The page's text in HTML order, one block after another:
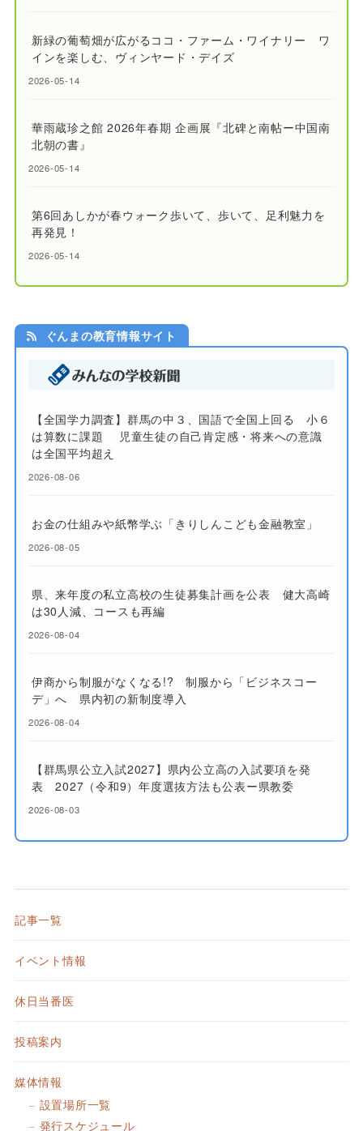
新緑の葡萄畑が広がるココ・ファーム・ワイナリー ワ
インを楽しむ、ヴィンヤード・デイズ
2026-05-14
華雨蔵珍之館 2026年春期 企画展『北碑と南帖ー中国南
北朝の書』
2026-05-14
第6回あしかが春ウォーク歩いて、歩いて、足利魅力を
再発見！
2026-05-14
ぐんまの教育情報サイト
【全国学力調査】群馬の中３、国語で全国上回る 小６
は算数に課題 児童生徒の自己肯定感・将来への意識
は全国平均超え
2026-08-06
お金の仕組みや紙幣学ぶ「きりしんこども金融教室」
2026-08-05
県、来年度の私立高校の生徒募集計画を公表 健大高崎
は30人減、コースも再編
2026-08-04
伊商から制服がなくなる!? 制服から「ビジネスコー
デ」へ 県内初の新制度導入
2026-08-04
【群馬県公立入試2027】県内公立高の入試要項を発
表 2027（令和9）年度選抜方法も公表ー県教委
2026-08-03
記事一覧
イベント情報
休日当番医
投稿案内
媒体情報
設置場所一覧
発行スケジュール